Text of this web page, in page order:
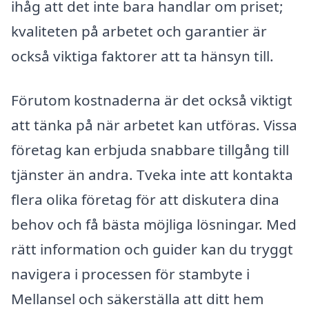
ihåg att det inte bara handlar om priset;
kvaliteten på arbetet och garantier är
också viktiga faktorer att ta hänsyn till.
Förutom kostnaderna är det också viktigt
att tänka på när arbetet kan utföras. Vissa
företag kan erbjuda snabbare tillgång till
tjänster än andra. Tveka inte att kontakta
flera olika företag för att diskutera dina
behov och få bästa möjliga lösningar. Med
rätt information och guider kan du tryggt
navigera i processen för stambyte i
Mellansel och säkerställa att ditt hem